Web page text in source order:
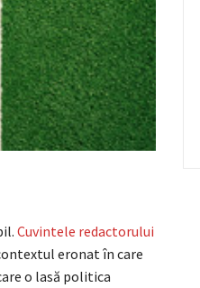
Cuvintele redactorului
eronat în care
o lasă politica